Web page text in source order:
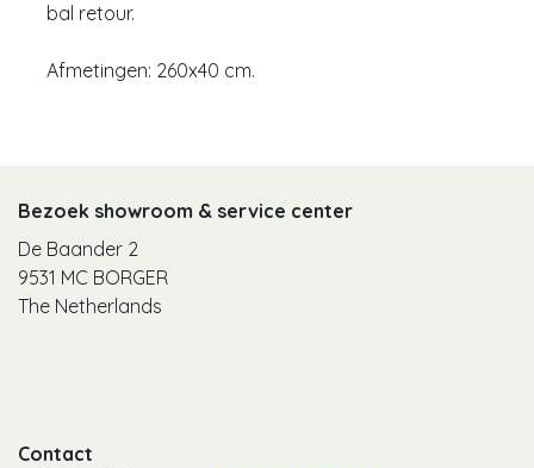
bal retour.
Afmetingen: 260x40 cm.
Bezoek showroom & service center
De Baander 2
9531 MC BORGER
The Netherlands
Contact